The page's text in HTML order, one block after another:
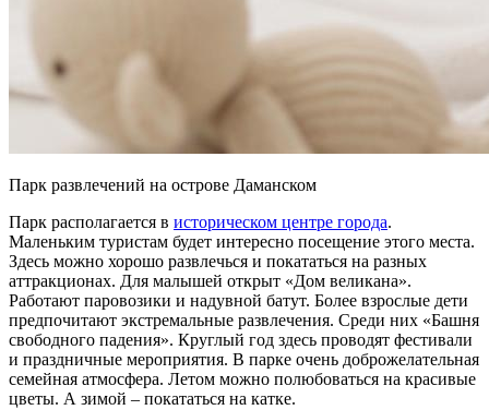
Парк развлечений на острове Даманском
Парк располагается в историческом центре города.
Маленьким туристам будет интересно посещение этого места.
Здесь можно хорошо развлечься и покататься на разных
аттракционах. Для малышей открыт «Дом великана».
Работают паровозики и надувной батут. Более взрослые дети
предпочитают экстремальные развлечения. Среди них «Башня
свободного падения». Круглый год здесь проводят фестивали
и праздничные мероприятия. В парке очень доброжелательная
семейная атмосфера. Летом можно полюбоваться на красивые
цветы. А зимой – покататься на катке.